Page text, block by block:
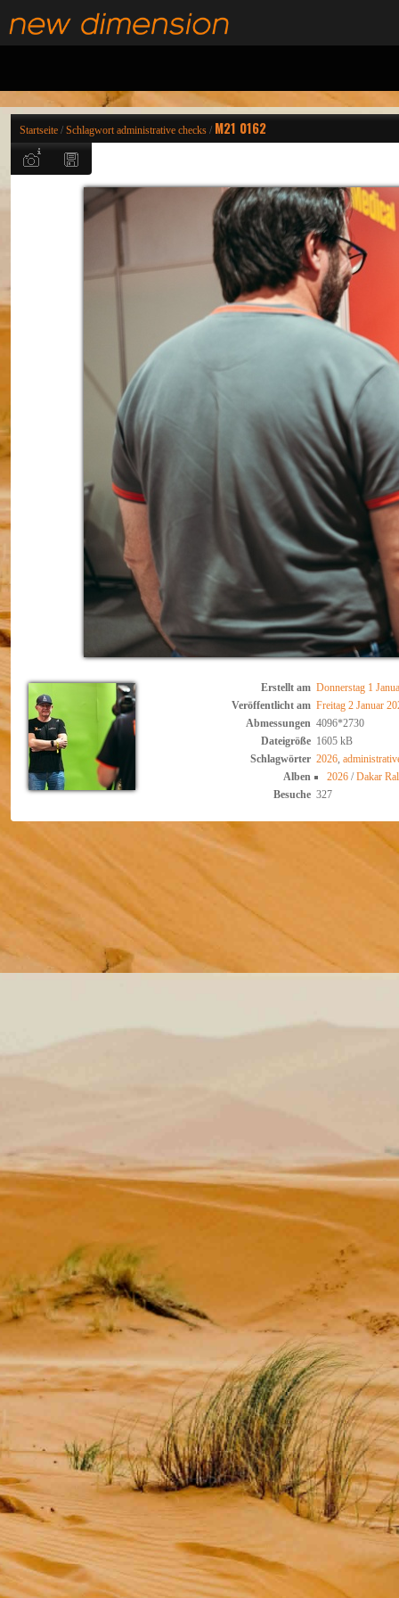
Startseite / Schlagwort administrative checks / M21 0162
Erstellt am Donnerstag 1
Veröffentlicht am Freitag 2 Januar
Abmessungen 4096*2730
Dateigröße 1605 kB
Schlagwörter 2026,
Alben
2026 /Dakar
Besuche 327